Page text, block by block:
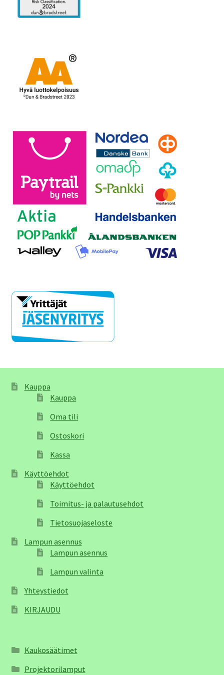
Kauppa
Kauppa
Oma tili
Ostoskori
Kassa
Käyttöehdot
Käyttöehdot
Toimitus- ja palautusehdot
Tietosuojaseloste
Lampun asennus
Lampun asennus
Lampun valinta
Yhteystiedot
KIRJAUDU
Kaukosäätimet
Projektorilamput